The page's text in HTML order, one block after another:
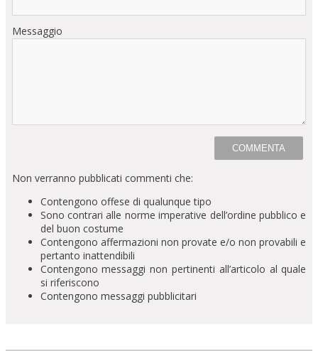
Messaggio
Non verranno pubblicati commenti che:
Contengono offese di qualunque tipo
Sono contrari alle norme imperative dell’ordine pubblico e
del buon costume
Contengono affermazioni non provate e/o non provabili e
pertanto inattendibili
Contengono messaggi non pertinenti all’articolo al quale
si riferiscono
Contengono messaggi pubblicitari